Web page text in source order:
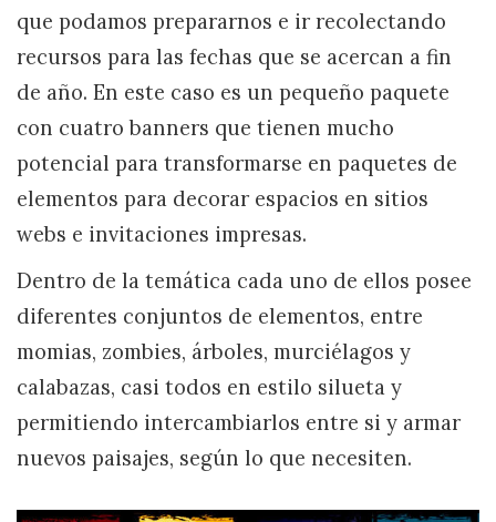
que podamos prepararnos e ir recolectando
recursos para las fechas que se acercan a fin
de año. En este caso es un pequeño paquete
con cuatro banners que tienen mucho
potencial para transformarse en paquetes de
elementos para decorar espacios en sitios
webs e invitaciones impresas.
Dentro de la temática cada uno de ellos posee
diferentes conjuntos de elementos, entre
momias, zombies, árboles, murciélagos y
calabazas, casi todos en estilo silueta y
permitiendo intercambiarlos entre si y armar
nuevos paisajes, según lo que necesiten.